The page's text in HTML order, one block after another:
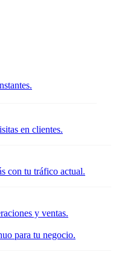
en clientes.
con tu tráfico actual.
y ventas.
para tu negocio.